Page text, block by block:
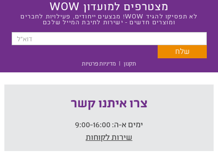
מצטרפים למועדון WOW
לא תפסיקו להגיד WOW! מבצעים ייחודים, פעילויות לחברים
ומוצרים חדשים - ישירות לתיבת המייל שלכם
תקנון | מדיניות פרטיות
צרו איתנו קשר
ימים א-ה:
שירות לקוחות